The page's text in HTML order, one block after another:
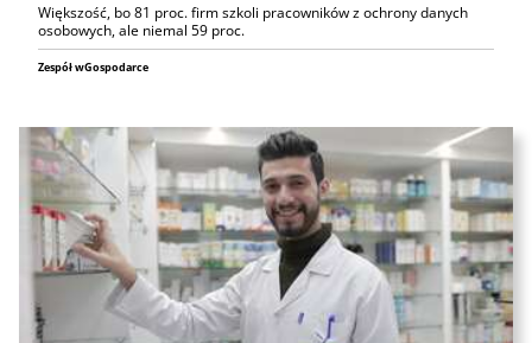
Większość, bo 81 proc. firm szkoli pracowników z ochrony danych
osobowych, ale niemal 59 proc.
Zespół wGospodarce